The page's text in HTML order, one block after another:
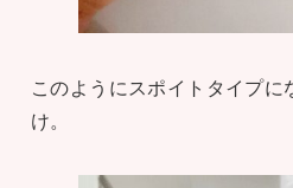
このようにスポイトタイプ
け。